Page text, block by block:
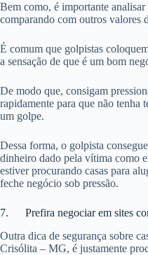
Bem como, é importante
comparando com outros valores
É comum que golpistas
a sensação de que é um bom
De modo que, consigam
rapidamente para que não tenha
um golpe.
Dessa forma, o golpista
dinheiro dado pela vítima como
estiver procurando casas para
feche negócio sob pressão.
7. Prefira negociar em sites
Outra dica de segurança sobre
Crisólita – MG, é justamente